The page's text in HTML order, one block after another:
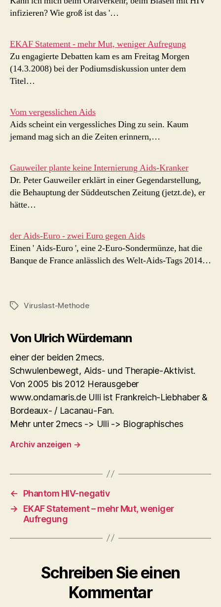
infizieren? Wie groß ist das '…
EKAF Statement - mehr Mut, weniger Aufregung
Zu engagierte Debatten kam es am Freitag Morgen
(14.3.2008) bei der Podiumsdiskussion unter dem
Titel…
Vom vergesslichen Aids
Aids scheint ein vergessliches Ding zu sein. Kaum
jemand mag sich an die Zeiten erinnern,…
Gauweiler plante keine Internierung Aids-Kranker
Dr. Peter Gauweiler erklärt in einer Gegendarstellung,
die Behauptung der Süddeutschen Zeitung (jetzt.de), er
hätte…
der Aids-Euro - zwei Euro gegen Aids
Einen ' Aids-Euro ', eine 2-Euro-Sondermünze, hat die
Banque de France anlässlich des Welt-Aids-Tags 2014…
Schlagwörter
Viruslast-Methode
Von Ulrich Würdemann
einer der beiden 2mecs.
Schwulenbewegt, Aids- und Therapie-Aktivist.
Von 2005 bis 2012 Herausgeber
www.ondamaris.de Ulli ist Frankreich-Liebhaber &
Bordeaux- / Lacanau-Fan.
Mehr unter 2mecs -> Ulli -> Biographisches
Archiv anzeigen →
←
Phantom HIV-negativ
→
EKAF Statement – mehr Mut, weniger
Aufregung
Schreiben Sie einen
Kommentar